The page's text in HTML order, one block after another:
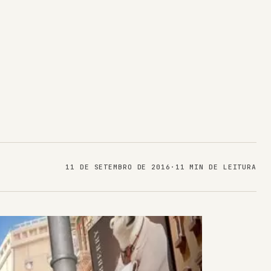
11 DE SETEMBRO DE 2016 · 11 MIN DE LEITURA